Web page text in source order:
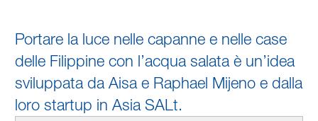
Portare la luce nelle capanne e nelle case
delle Filippine con l’acqua salata è un’idea
sviluppata da Aisa e Raphael Mijeno e dalla
loro startup in Asia SALt.